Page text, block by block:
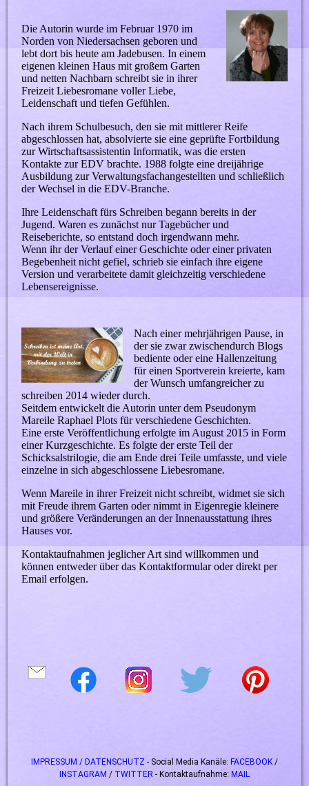
Die Autorin wurde im Februar 1970 im
Norden von Niedersachsen geboren und
lebt dort bis heute am Jadebusen. In einem
eigenen kleinen Haus mit großem Garten
und netten Nachbarn schreibt sie in ihrer
Freizeit Liebesromane voller Liebe,
Leidenschaft und tiefen Gefühlen.
Nach ihrem Schulbesuch, den sie mit mittlerer Reife
abgeschlossen hat, absolvierte sie eine geprüfte Fortbildung
zur Wirtschaftsassistentin Informatik, was die ersten
Kontakte zur EDV brachte. 1988 folgte eine dreijährige
Ausbildung zur Verwaltungsfachangestellten und schließlich
der Wechsel in die EDV-Branche.
Ihre Leidenschaft fürs Schreiben begann bereits in der
Jugend. Waren es zunächst nur Tagebücher und
Reiseberichte, so entstand doch irgendwann mehr.
Wenn ihr der Verlauf einer Geschichte oder einer privaten
Begebenheit nicht gefiel, schrieb sie einfach ihre eigene
Version und verarbeitete damit gleichzeitig verschiedene
Lebensereignisse.
Nach einer mehrjährigen Pause, in
der sie zwar zwischendurch Blogs
bediente oder eine Hallenzeitung
für einen Sportverein kreierte, kam
der Wunsch umfangreicher zu
schreiben 2014 wieder durch.
Seitdem entwickelt die Autorin unter dem Pseudonym
Mareile Raphael Plots für verschiedene Geschichten.
Eine erste Veröffentlichung erfolgte im August 2015 in Form
einer Kurzgeschichte. Es folgte der erste Teil der
Schicksalstrilogie, die am Ende drei Teile umfasste, und viele
einzelne in sich abgeschlossene Liebesromane.
Wenn Mareile in ihrer Freizeit nicht schreibt, widmet sie sich
mit Freude ihrem Garten oder nimmt in Eigenregie kleinere
und größere Veränderungen an der Innenausstattung ihres
Hauses vor.
Kontaktaufnahmen jeglicher Art sind willkommen und
können entweder über das Kontaktformular oder direkt per
Email erfolgen.
IMPRESSUM / DATENSCHUTZ - Social Media Kanäle: FACEBOOK /
INSTAGRAM / TWITTER - Kontaktaufnahme: MAIL